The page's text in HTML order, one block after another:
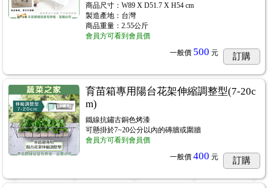
商品尺寸：W89 X D51.7 X H54 cm
製造產地：台灣
商品重量：2.55公斤
會員方可看到會員價
一般價 500 元 訂購
育苗箱專用陽台花架伸縮調整型(7-20c
m)
鐵線抗鏽古銅色烤漆
可懸掛於7~20公分以內的磚牆或圍牆
會員方可看到會員價
一般價 400 元 訂購